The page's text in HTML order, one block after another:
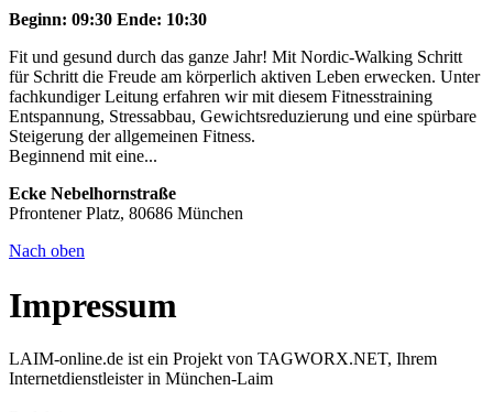
Beginn: 09:30 Ende: 10:30
Fit und gesund durch das ganze Jahr! Mit Nordic-Walking Schritt
für Schritt die Freude am körperlich aktiven Leben erwecken. Unter
fachkundiger Leitung erfahren wir mit diesem Fitnesstraining
Entspannung, Stressabbau, Gewichtsreduzierung und eine spürbare
Steigerung der allgemeinen Fitness.
Beginnend mit eine...
Ecke Nebelhornstraße
Pfrontener Platz, 80686 München
Nach oben
Impressum
LAIM-online.de ist ein Projekt von TAGWORX.NET, Ihrem
Internetdienstleister in München-Laim